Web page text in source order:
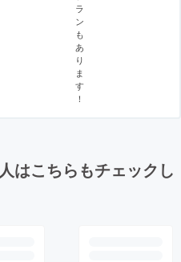
ラ
ン
も
あ
り
ま
す
！
はこちらもチェックし